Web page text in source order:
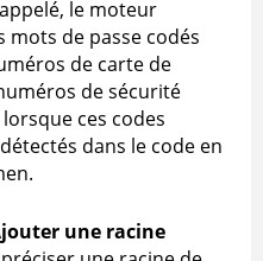
le moteur
mots de passe codés
de carte de
de sécurité
lorsque ces codes
dans le code en
une racine